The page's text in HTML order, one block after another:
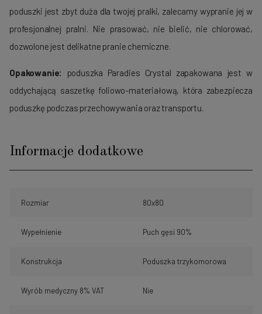
poduszki jest zbyt duża dla twojej pralki, zalecamy wypranie jej w
profesjonalnej pralni. Nie prasować, nie bielić, nie chlorować,
dozwolone jest delikatne pranie chemiczne.
Opakowanie:
poduszka Paradies Crystal zapakowana jest w
oddychającą saszetkę foliowo-materiałową, która zabezpiecza
poduszkę podczas przechowywania oraz transportu.
Informacje dodatkowe
Rozmiar 80x80
Wypełnienie Puch gęsi 90%
Konstrukcja Poduszka trzykomorowa
Wyrób medyczny 8% VAT Nie